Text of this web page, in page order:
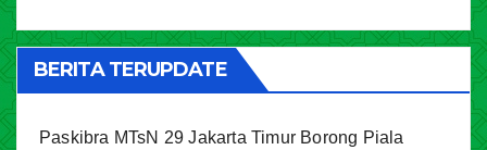
BERITA TERUPDATE
Paskibra MTsN 29 Jakarta Timur Borong Piala